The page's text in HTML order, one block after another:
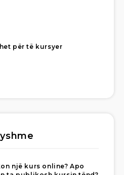
për të kursyer
një kurs online? Apo